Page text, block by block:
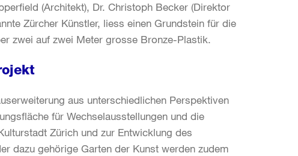
(Architekt), Dr. Christoph Becker (Direktor
Zürcher Künstler, liess einen Grundstein für die
zwei auf zwei Meter grosse Bronze-Plastik.
aus unterschiedlichen Perspektiven
für Wechselausstellungen und die
Zürich und zur Entwicklung des
dazu gehörige Garten der Kunst werden zudem